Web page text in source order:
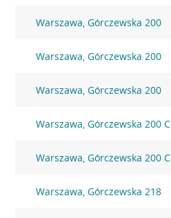
Warszawa, Górczewska 200
Warszawa, Górczewska 200
Warszawa, Górczewska 200
Warszawa, Górczewska 200 C
Warszawa, Górczewska 200 C
Warszawa, Górczewska 218